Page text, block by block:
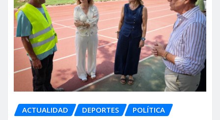
ACTUALIDAD DEPORTES POLÍTICA